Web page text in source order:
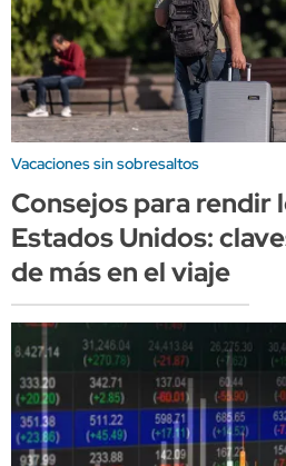
Vacaciones sin sobresaltos
Consejos para rendir
Estados Unidos:
de más en el viaje